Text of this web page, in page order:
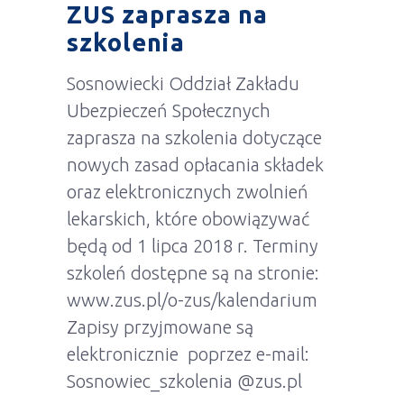
ZUS zaprasza na
szkolenia
Sosnowiecki Oddział Zakładu
Ubezpieczeń Społecznych
zaprasza na szkolenia dotyczące
nowych zasad opłacania składek
oraz elektronicznych zwolnień
lekarskich, które obowiązywać
będą od 1 lipca 2018 r. Terminy
szkoleń dostępne są na stronie:
www.zus.pl/o-zus/kalendarium
Zapisy przyjmowane są
elektronicznie poprzez e-mail:
Sosnowiec_szkolenia @zus.pl